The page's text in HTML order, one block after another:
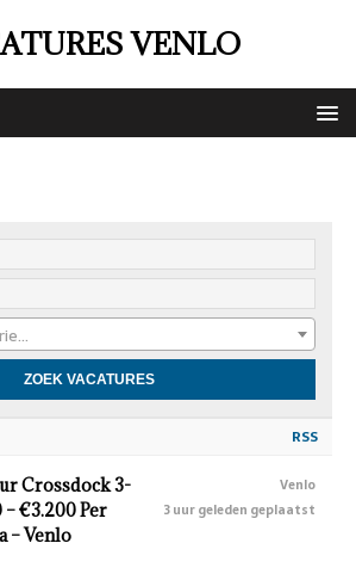
VENLO
RSS
Crossdock 3-
– €3.200 Per
– Venlo
Venlo
3 uur geleden geplaatst